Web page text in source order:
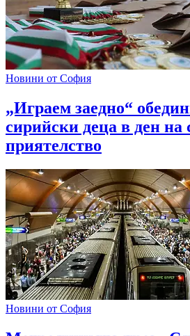
Новини от София
„Играем заедно“
сирийски деца в ден на
приятелство
Новини от София